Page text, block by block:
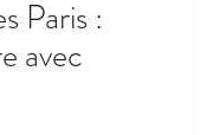
Paris :
avec